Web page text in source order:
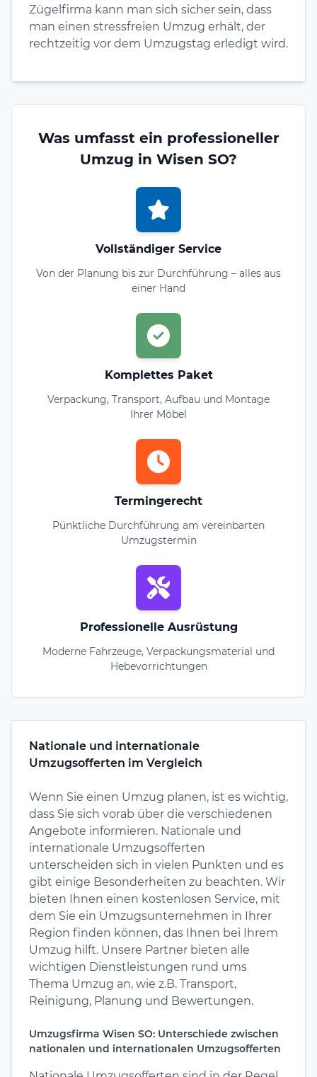
Zügelfirma kann man sich sicher sein, dass
man einen stressfreien Umzug erhält, der
rechtzeitig vor dem Umzugstag erledigt wird.
Was umfasst ein professioneller
Umzug in Wisen SO?
Vollständiger Service
Von der Planung bis zur Durchführung – alles aus
einer Hand
Komplettes Paket
Verpackung, Transport, Aufbau und Montage
Ihrer Möbel
Termingerecht
Pünktliche Durchführung am vereinbarten
Umzugstermin
Professionelle Ausrüstung
Moderne Fahrzeuge, Verpackungsmaterial und
Hebevorrichtungen
Nationale und internationale
Umzugsofferten im Vergleich
Wenn Sie einen Umzug planen, ist es wichtig,
dass Sie sich vorab über die verschiedenen
Angebote informieren. Nationale und
internationale Umzugsofferten
unterscheiden sich in vielen Punkten und es
gibt einige Besonderheiten zu beachten. Wir
bieten Ihnen einen kostenlosen Service, mit
dem Sie ein Umzugsunternehmen in Ihrer
Region finden können, das Ihnen bei Ihrem
Umzug hilft. Unsere Partner bieten alle
wichtigen Dienstleistungen rund ums
Thema Umzug an, wie z.B. Transport,
Reinigung, Planung und Bewertungen.
Umzugsfirma Wisen SO: Unterschiede zwischen
nationalen und internationalen Umzugsofferten